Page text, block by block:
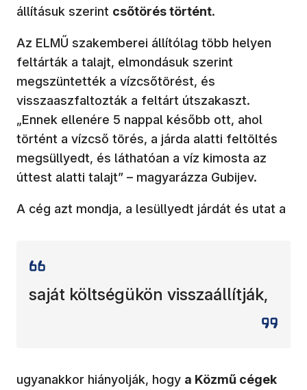
állításuk szerint csőtörés történt.
Az ELMŰ szakemberei állítólag több helyen
feltárták a talajt, elmondásuk szerint
megszüntették a vízcsőtörést, és
visszaaszfaltozták a feltárt útszakaszt.
„Ennek ellenére 5 nappal később ott, ahol
történt a vízcső törés, a járda alatti feltöltés
megsüllyedt, és láthatóan a víz kimosta az
úttest alatti talajt” – magyarázza Gubijev.
A cég azt mondja, a lesüllyedt járdát és utat a
saját költségükön visszaállítják,
ugyanakkor hiányolják, hogy a Közmű cégek